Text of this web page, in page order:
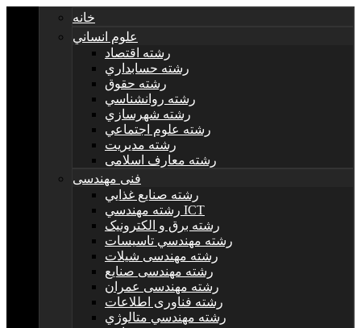
خانه
علوم انساني
رشته اقتصاد
رشته حسابداري
رشته حقوق
رشته روانشناسي
رشته شهرسازي
رشته علوم اجتماعي
رشته مديريت
رشته معارف اسلامی
فنی مهندسی
رشته صنايع غذايي
رشته مهندسي ICT
رشته برق و الکترونيک
رشته مهندسي تاسيسات
رشته مهندسی شیلات
رشته مهندسی صنایع
رشته مهندسی عمران
رشته فناوری اطلاعات
رشته مهندسي متالوژي